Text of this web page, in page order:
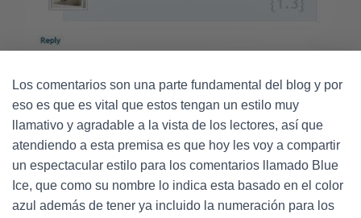
Los comentarios son una parte fundamental del blog y por
eso es que es vital que estos tengan un estilo muy
llamativo y agradable a la vista de los lectores, así que
atendiendo a esta premisa es que hoy les voy a compartir
un espectacular estilo para los comentarios llamado Blue
Ice, que como su nombre lo indica esta basado en el color
azul además de tener ya incluido la numeración para los